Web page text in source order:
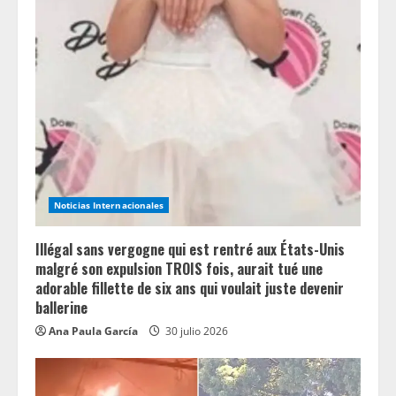
e
d
i
n
g
Noticias Internacionales
Illégal sans vergogne qui est rentré aux États-Unis
malgré son expulsion TROIS fois, aurait tué une
adorable fillette de six ans qui voulait juste devenir
ballerine
Ana Paula García 30 julio 2026